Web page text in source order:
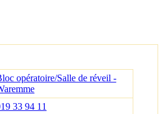
opératoire/Salle de réveil -
33 94 11